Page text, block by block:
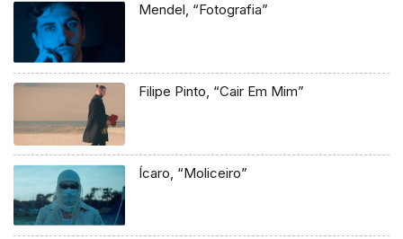
Mendel, “Fotografia”
Filipe Pinto, “Cair Em Mim”
Ícaro, “Moliceiro”